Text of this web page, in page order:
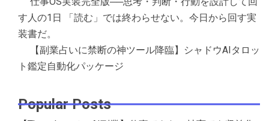
す人の1日 「読む」では終わらせない。今日から回す実
装書だ。
【副業占いに禁断の神ツール降臨】シャドウAIタロッ
ト鑑定自動化パッケージ
Popular Posts